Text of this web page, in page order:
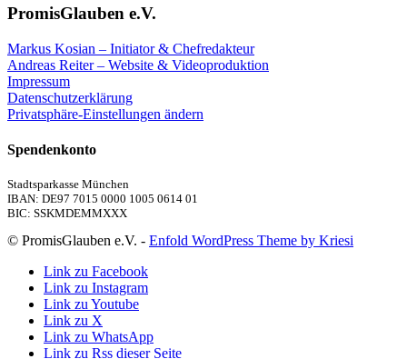
PromisGlauben e.V.
Markus Kosian – Initiator & Chefredakteur
Andreas Reiter – Website & Videoproduktion
Impressum
Datenschutzerklärung
Privatsphäre-Einstellungen ändern
Spendenkonto
Stadtsparkasse München
IBAN: DE97 7015 0000 1005 0614 01
BIC: SSKMDEMMXXX
© PromisGlauben e.V. - Enfold WordPress Theme by Kriesi
Link zu Facebook
Link zu Instagram
Link zu Youtube
Link zu X
Link zu WhatsApp
Link zu Rss dieser Seite